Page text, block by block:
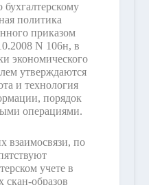
политика
приказом
N 106н, в
экономического
утверждаются
и технология
порядок
операциями.
взаимосвязи, по
учете в
скан-образов